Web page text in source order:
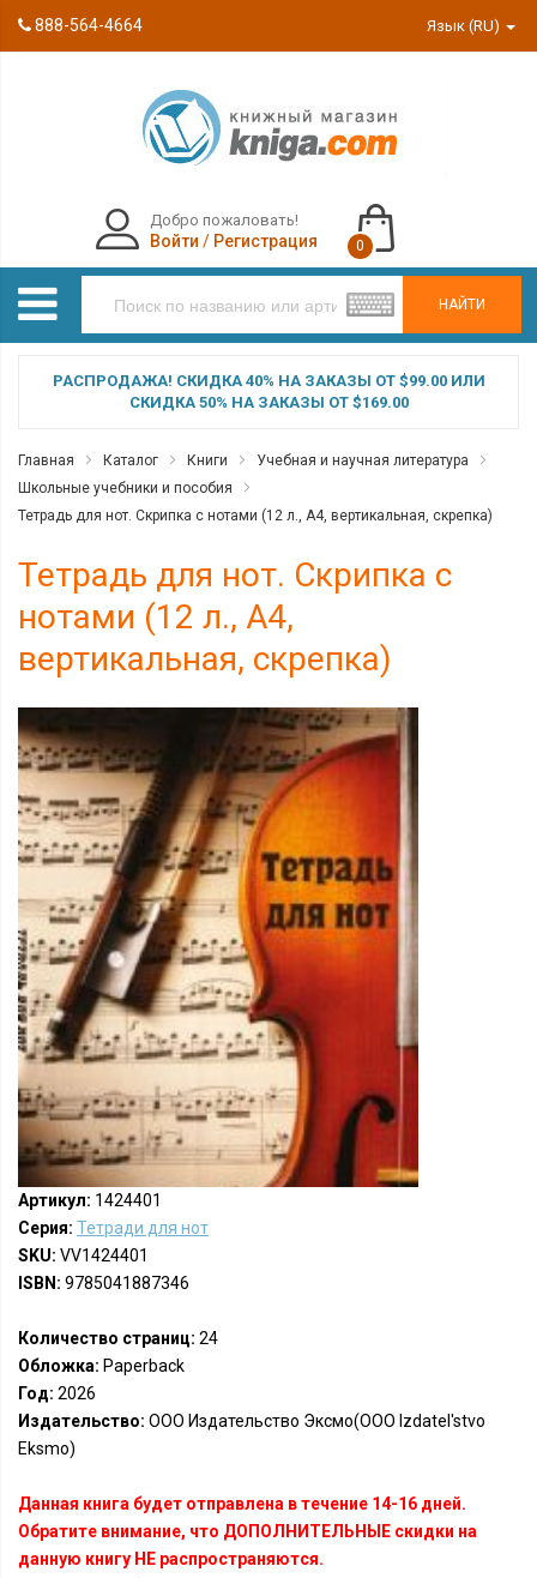
888-564-4664 Язык (RU)
НАЙТИ
Добро пожаловать!
Войти / Регистрация 0
РАСПРОДАЖА! СКИДКА 40% НА ЗАКАЗЫ ОТ $99.00 ИЛИ
СКИДКА 50% НА ЗАКАЗЫ ОТ $169.00
Главная Каталог Книги
Учебная и научная литература
Школьные учебники и пособия
Тетрадь для нот. Скрипка с нотами (12 л., А4, вертикальная, скрепка)
Тетрадь для нот. Скрипка с
нотами (12 л., А4,
вертикальная, скрепка)
Артикул: 1424401
Серия: Тетради для нот
SKU: VV1424401
ISBN: 9785041887346
Количество страниц: 24
Обложка: Paperback
Год: 2026
Издательство: ООО Издательство Эксмо(OOO Izdatel'stvo
Eksmo)
Данная книга будет отправлена в течение 14-16 дней.
Обратите внимание, что ДОПОЛНИТЕЛЬНЫЕ скидки на
данную книгу НЕ распространяются.